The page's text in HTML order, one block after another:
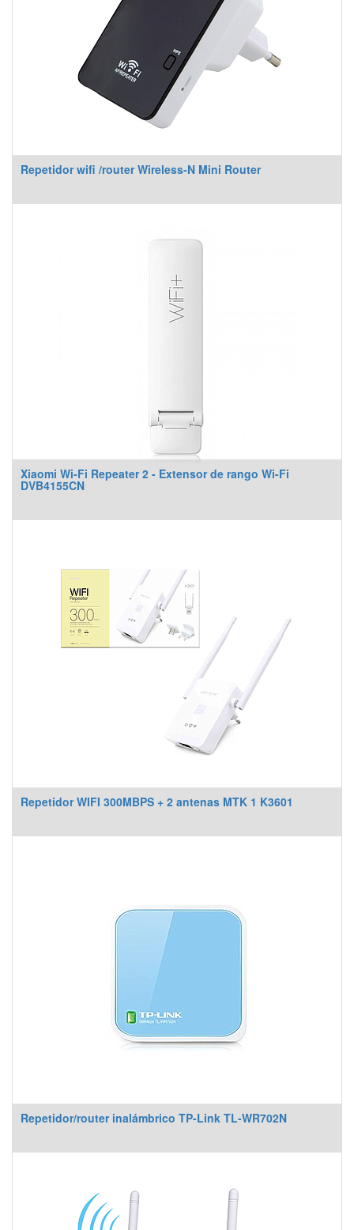
Repetidor wifi /router Wireless-N Mini Router
Xiaomi Wi-Fi Repeater 2 - Extensor de rango Wi-Fi
DVB4155CN
Repetidor WIFI 300MBPS + 2 antenas MTK 1 K3601
Repetidor/router inalámbrico TP-Link TL-WR702N